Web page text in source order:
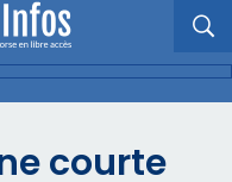
courte